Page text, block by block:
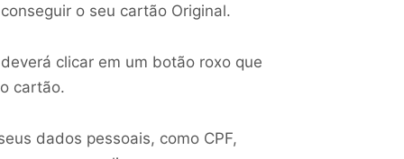
o seu cartão Original.
clicar em um botão roxo que
cartão.
dados pessoais, como CPF,